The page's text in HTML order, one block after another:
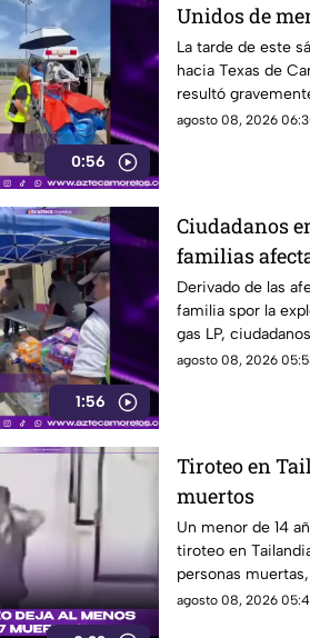
0:56
Unidos de
en la
Cuernavaca
La tarde de este
hacia Texas de
resultó
en Cuernavaca.
agosto 08, 2026
1:56
Ciudadanos
familias
pipa en
Derivado de las
familia spor la
gas LP,
víveres en la zona.
agosto 08, 2026
Tiroteo en
muertos
Un menor de 14
tiroteo en
personas
personas en una
agosto 08, 2026